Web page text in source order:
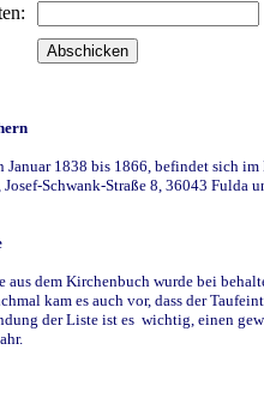
1838 bis 1866, befindet sich
Schwank-Straße 8, 36043
dem Kirchenbuch wurde bei
kam es auch vor, dass der
der Liste ist es wichtig, einen